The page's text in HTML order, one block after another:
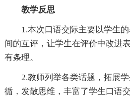
教学反思
1.本次口语交际主要以学生
间的互评，让学生在评价中改进
有条理。
2.教师列举各类话题，拓展
循，发散思维，丰富了学生口语交